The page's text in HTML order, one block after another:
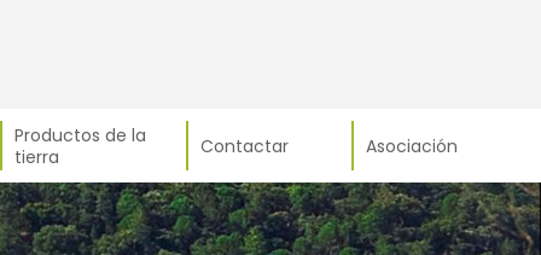
Productos de la
tierra
Contactar Asociación